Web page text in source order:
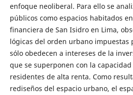
enfoque neoliberal. Para ello se
públicos como espacios habitados
financiera de San Isidro en Lima,
lógicas del orden urbano impuestas
sólo obedecen a intereses de la
que se superponen con la
residentes de alta renta. Como
rediseños del espacio urbano, el